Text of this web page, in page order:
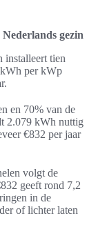
gezin
installeert tien
per kWp
en 70% van de
2.079 kWh nuttig
€832 per jaar
volgt de
geeft rond 7,2
in de
of lichter laten